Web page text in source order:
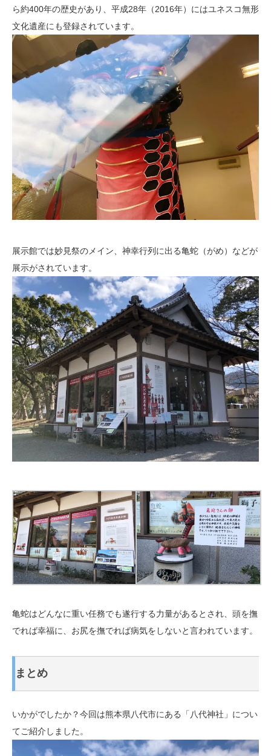
ら約400年の歴史があり、平成28年（2016年）にはユネスコ無形
文化遺産にも登録されています。
展示館では妙見祭のメイン、神幸行列に出る亀蛇（がめ）などが
展示がされています。
亀蛇はどんなに重い任務でも遂行する力量があるとされ、頭を撫
でれば幸福に、お尻を撫でれば病気をしないと言われています。
まとめ
いかがでしたか？今回は熊本県八代市にある「八代神社」につい
てご紹介しました。